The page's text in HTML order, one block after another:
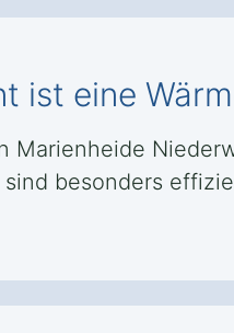
ist eine
Marienheide
sind besonders